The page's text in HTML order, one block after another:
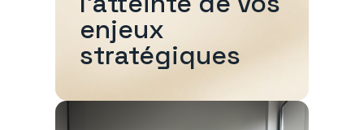
enjeux
stratégiques